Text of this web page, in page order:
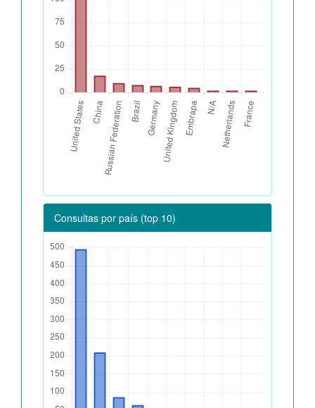
Consultas por país (top 10)